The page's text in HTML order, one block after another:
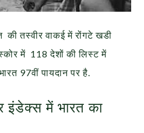
की तस्वीर वाकई में रोंगटे खडी
में 118 देशों की लिस्ट में
97वीं पायदान पर है.
इंडेक्स में भारत का